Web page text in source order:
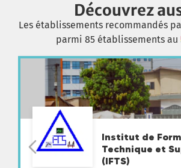
Découvrez
Les établissements recommandés
parmi 85 établissements au
Institut de
Technique et
(IFTS)